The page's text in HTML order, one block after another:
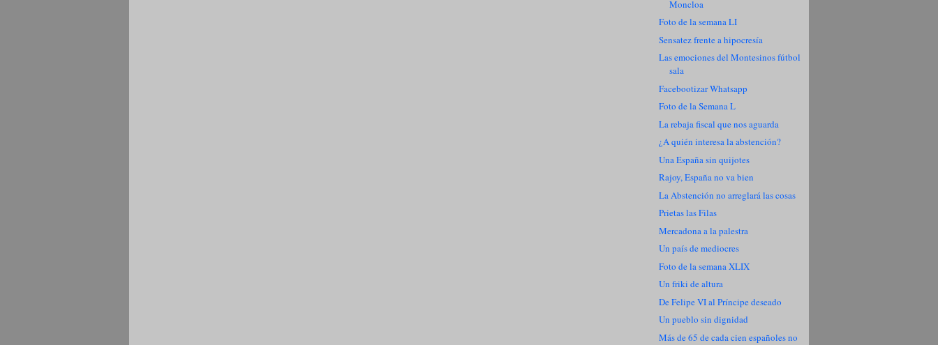
Moncloa
Foto de la semana LI
Sensatez frente a hipocresía
Las emociones del Montesinos fútbol
sala
Facebootizar Whatsapp
Foto de la Semana L
La rebaja fiscal que nos aguarda
¿A quién interesa la abstención?
Una España sin quijotes
Rajoy, España no va bien
La Abstención no arreglará las cosas
Prietas las Filas
Mercadona a la palestra
Un país de mediocres
Foto de la semana XLIX
Un friki de altura
De Felipe VI al Príncipe deseado
Un pueblo sin dignidad
Más de 65 de cada cien españoles no